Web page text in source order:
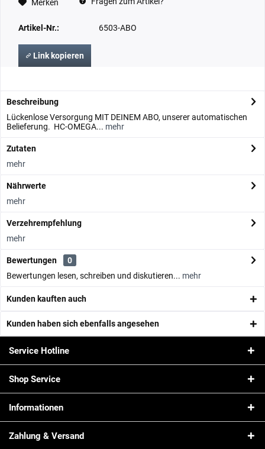
Merken
Artikel-Nr.: 6503-ABO
Link kopieren
Beschreibung
Lückenlose Versorgung MIT DEINEM ABO, unserer automatischen
Belieferung. HC-OMEGA... mehr
Zutaten
mehr
Nährwerte
mehr
Verzehrempfehlung
mehr
Bewertungen
0
Bewertungen lesen, schreiben und diskutieren... mehr
Kunden kauften auch
Kunden haben sich ebenfalls angesehen
Service Hotline
Shop Service
Informationen
Zahlung & Versand